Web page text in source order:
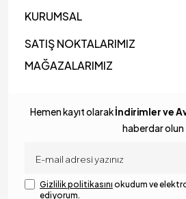
KURUMSAL
SATIŞ NOKTALARIMIZ
MAĞAZALARIMIZ
Hemen kayıt olarakİndirimler ve
haberdar olun
Gizlilik politikasını okudum ve
ediyorum.